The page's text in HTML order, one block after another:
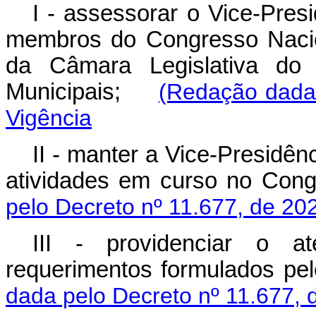
I - assessorar o Vice-
membros do Congresso
da Câmara Legislativa
Municipais; (Redação
Vigência
II - manter a Vice-
atividades em curso no
pelo Decreto nº 11.677, de
III - providenciar o
requerimentos formulados
dada pelo Decreto nº 11.677,